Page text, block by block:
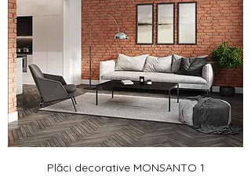
Plăci decorative MONSANTO 1